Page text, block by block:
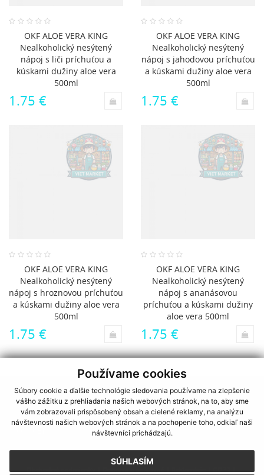
Používame cookies
Súbory cookie a ďalšie technológie sledovania používame na zlepšenie
vášho zážitku z prehliadania našich webových stránok, na to, aby sme
vám zobrazovali prispôsobený obsah a cielené reklamy, na analýzu
návštevnosti našich webových stránok a na pochopenie toho, odkiaľ naši
návštevníci prichádzajú.
SÚHLASÍM
OKF ALOE VERA KING
Nealkoholický nesýtený
nápoj s liči príchuťou a
kúskami dužiny aloe vera
500ml
1.75 €
OKF ALOE VERA KING
Nealkoholický nesýtený
nápoj s jahodovou príchuťou
a kúskami dužiny aloe vera
500ml
1.75 €
OKF ALOE VERA KING
Nealkoholický nesýtený
nápoj s hroznovou príchuťou
a kúskami dužiny aloe vera
500ml
1.75 €
OKF ALOE VERA KING
Nealkoholický nesýtený
nápoj s ananásovou
príchuťou a kúskami dužiny
aloe vera 500ml
1.75 €
KATEGÓRIE